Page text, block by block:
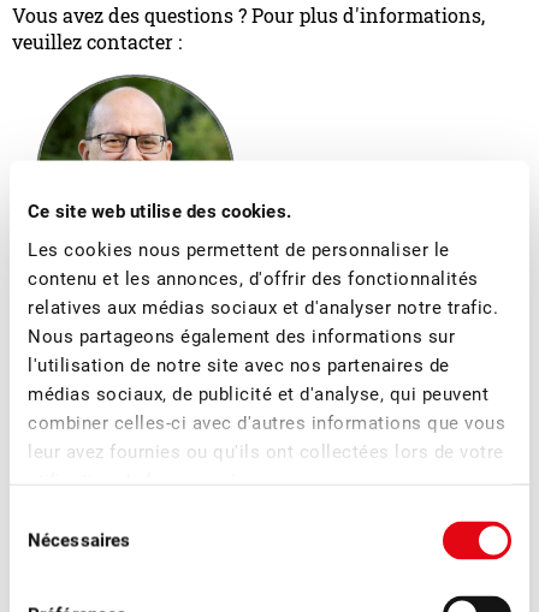
Ce site web utilise des cookies.
Les cookies nous permettent de personnaliser le
contenu et les annonces, d'offrir des fonctionnalités
relatives aux médias sociaux et d'analyser notre trafic.
Nous partageons également des informations sur
l'utilisation de notre site avec nos partenaires de
médias sociaux, de publicité et d'analyse, qui peuvent
combiner celles-ci avec d'autres informations que vous
leur avez fournies ou qu'ils ont collectées lors de votre
Nécessaires
Vous avez des questions ? Pour plus d'informations,
veuillez contacter :
Jimmy Mariéthoz
Directeur